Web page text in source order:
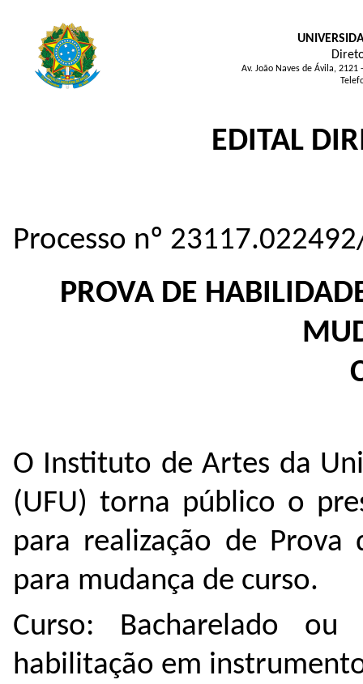
Av. João Naves de Ávila,
EDITAL
Processo nº
PROVA DE
O Instituto de Artes da
(UFU) torna público o
para realização de Prova
para mudança de curso.
Curso: Bacharelado
habilitação em